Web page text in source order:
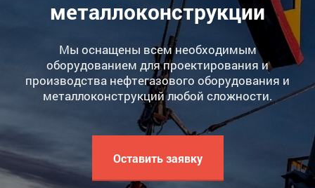
металлоконструкции
Мы оснащены всем необходимым
оборудованием для проектирования и
производства нефтегазового оборудования и
металлоконструкций любой сложности.
Оставить заявку